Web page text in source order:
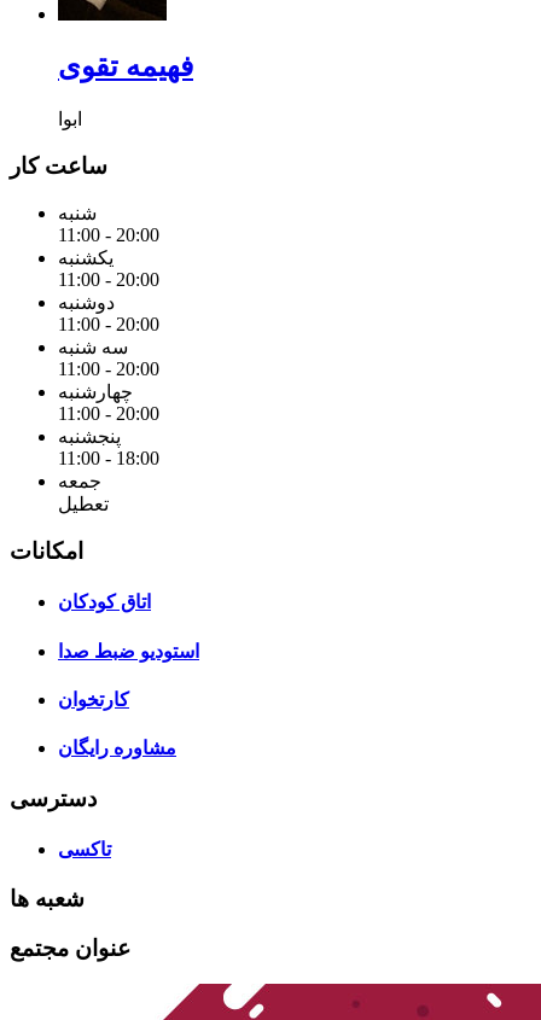
فهیمه تقوی
ابوا
ساعت کار
شنبه
11:00 - 20:00
یکشنبه
11:00 - 20:00
دوشنبه
11:00 - 20:00
سه شنبه
11:00 - 20:00
چهارشنبه
11:00 - 20:00
پنجشنبه
11:00 - 18:00
جمعه
تعطیل
امکانات
اتاق کودکان
استودیو ضبط صدا
کارتخوان
مشاوره رایگان
دسترسی
تاکسی
شعبه ها
عنوان مجتمع